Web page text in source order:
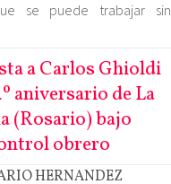
se puede trabajar sin
a Carlos Ghioldi
aniversario de La
(Rosario) bajo
obrero
HERNANDEZ